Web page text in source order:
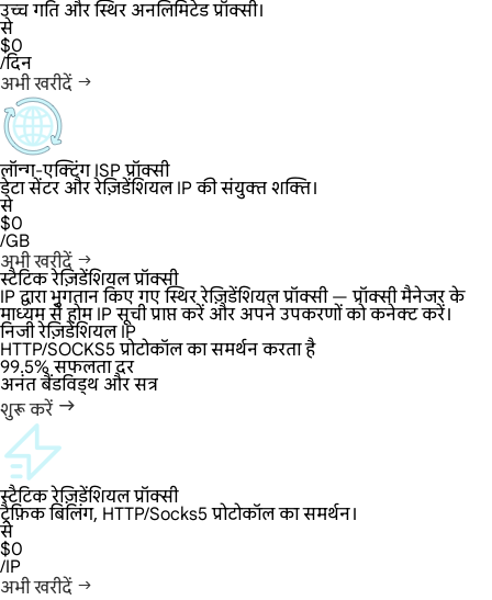
उच्च गति और स्थिर अनलिमिटेड प्रॉक्सी।
से
$0
/दिन
अभी खरीदें
लॉन्ग-एक्टिंग ISP प्रॉक्सी
डेटा सेंटर और रेज़िडेंशियल IP की संयुक्त शक्ति।
से
$0
/GB
अभी खरीदें
स्टैटिक रेज़िडेंशियल प्रॉक्सी
IP द्वारा भुगतान किए गए स्थिर रेज़िडेंशियल प्रॉक्सी — प्रॉक्सी मैनेजर के
माध्यम से होम IP सूची प्राप्त करें और अपने उपकरणों को कनेक्ट करें।
निजी रेज़िडेंशियल IP
HTTP/SOCKS5 प्रोटोकॉल का समर्थन करता है
99.5% सफलता दर
अनंत बैंडविड्थ और सत्र
शुरू करें
स्टैटिक रेज़िडेंशियल प्रॉक्सी
ट्रैफ़िक बिलिंग, HTTP/Socks5 प्रोटोकॉल का समर्थन।
से
$0
/IP
अभी खरीदें